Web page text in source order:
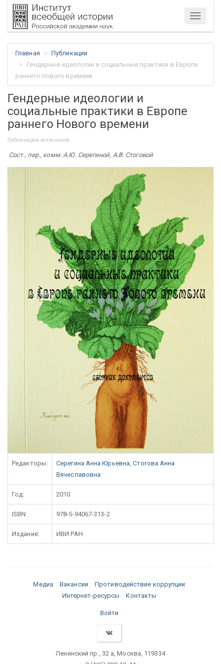
Меню
Главная
Публикации
Гендерные идеологии и социальные практики в Европе
раннего Нового времени
Гендерные идеологии и
социальные практики в Европе
раннего Нового времени
Публикации источников
Сост., пер., комм. А.Ю. Серегиной, А.В. Стоговой
Редакторы: Серегина Анна Юрьевна,Стогова Анна
Вячеславовна
Год: 2010
ISBN: 978-5-94067-313-2
Издание: ИВИ РАН
Медиа Вакансии
Противодействие коррупции
Интернет-ресурсы
Контакты
Войти
Ленинский пр., 32 а, Москва, 119334